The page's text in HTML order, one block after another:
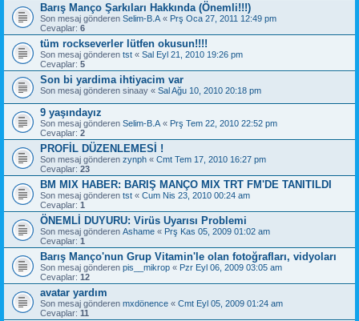
Barış Manço Şarkıları Hakkında (Önemli!!!)
Son mesaj gönderen Selim-B.A « Prş Oca 27, 2011 12:49 pm
Cevaplar: 6
tüm rockseverler lütfen okusun!!!!
Son mesaj gönderen tst « Sal Eyl 21, 2010 19:26 pm
Cevaplar: 5
Son bi yardima ihtiyacim var
Son mesaj gönderen sinaay « Sal Ağu 10, 2010 20:18 pm
9 yaşındayız
Son mesaj gönderen Selim-B.A « Prş Tem 22, 2010 22:52 pm
Cevaplar: 2
PROFİL DÜZENLEMESİ !
Son mesaj gönderen zynph « Cmt Tem 17, 2010 16:27 pm
Cevaplar: 23
BM MIX HABER: BARIŞ MANÇO MIX TRT FM'DE TANITILDI
Son mesaj gönderen tst « Cum Nis 23, 2010 00:24 am
Cevaplar: 1
ÖNEMLİ DUYURU: Virüs Uyarısı Problemi
Son mesaj gönderen Ashame « Prş Kas 05, 2009 01:02 am
Cevaplar: 1
Barış Manço'nun Grup Vitamin'le olan fotoğrafları, vidyoları
Son mesaj gönderen pis__mikrop « Pzr Eyl 06, 2009 03:05 am
Cevaplar: 12
avatar yardım
Son mesaj gönderen mxdönence « Cmt Eyl 05, 2009 01:24 am
Cevaplar: 11